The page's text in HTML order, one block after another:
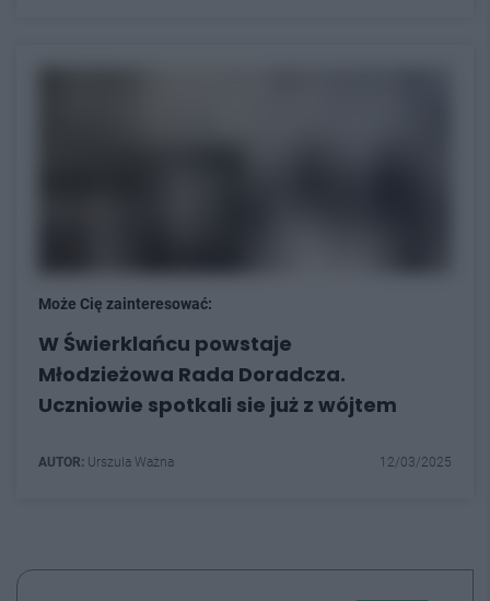
Może Cię zainteresować:
W Świerklańcu powstaje
Młodzieżowa Rada Doradcza.
Uczniowie spotkali sie już z wójtem
AUTOR: Urszula Ważna 12/03/2025